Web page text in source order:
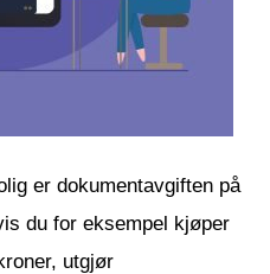
er dokumentavgiften på
du for eksempel kjøper
utgjør